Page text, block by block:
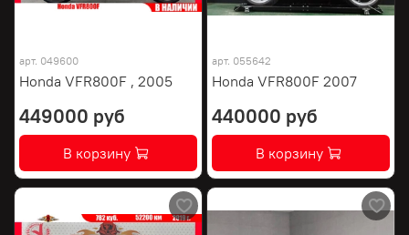
арт. 049600
Honda VFR800F , 2005
449000 руб
В корзину
арт. 055642
Honda VFR800F 2007
440000 руб
В корзину